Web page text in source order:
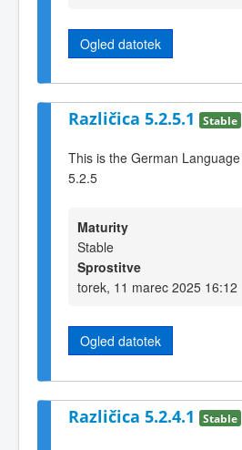
Ogled datotek
Različica 5.2.5.1 Stable
This is the German
5.2.5
Maturity
Stable
Sprostitve
torek, 11 marec 2025 16:12
Ogled datotek
Različica 5.2.4.1 Stable